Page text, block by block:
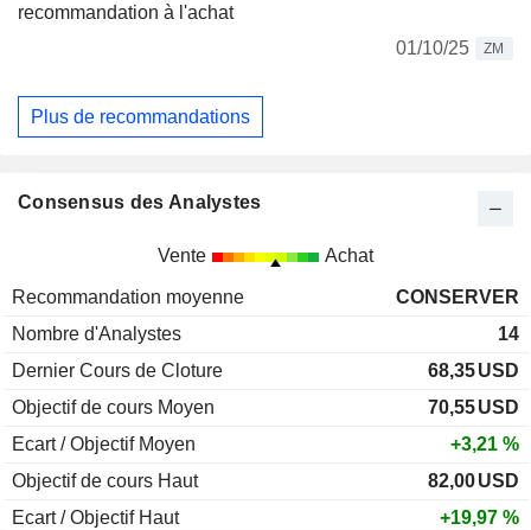
recommandation à l'achat
01/10/25
ZM
Plus de recommandations
Consensus des Analystes
Vente Achat
Recommandation moyenne
CONSERVER
Nombre d'Analystes
14
Dernier Cours de Cloture
68,35USD
Objectif de cours Moyen
70,55USD
Ecart / Objectif Moyen
+3,21 %
Objectif de cours Haut
82,00USD
Ecart / Objectif Haut
+19,97 %